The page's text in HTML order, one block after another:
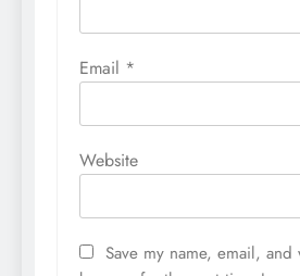
Email *
Website
Save my name, email,